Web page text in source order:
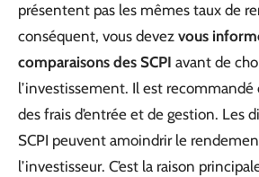
présentent pas les mêmes taux de
conséquent, vous devez vous
comparaisons des SCPI avant de
l’investissement. Il est
des frais d’entrée et de gestion. Les
SCPI peuvent amoindrir le
l’investisseur. C’est la raison